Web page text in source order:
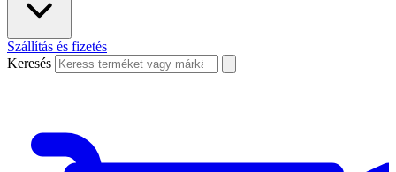
Szállítás és fizetés
Keresés